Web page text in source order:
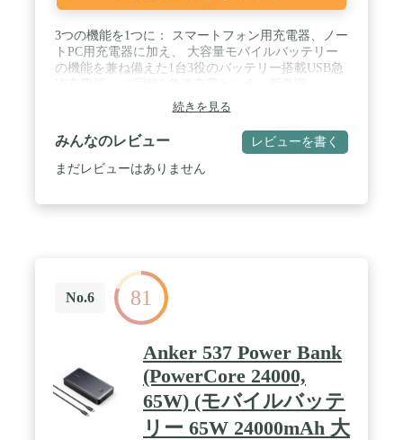
3つの機能を1つに： スマートフォン用充電器、ノー
トPC用充電器に加え、 大容量モバイルバッテリー
の機能を兼ね備えた1台3役のバッテリー搭載USB急
Anker GaNPrimeシリーズ：Anker独自技術
「GaNPrime」を採用し、GaN搭載充電器が前シリー
ズから進化 超高出力 & 小型化に成功しながら複数
ポートへの充電の最適配分と更なる安全性も実現し
ました。 / 大容量かつバッテリーとしてもパワフ
PC、タブレット端末などを3台同時に充電すること
ができます。 / Anker最新の独自技術「GaNPrime」
を採用：Anker独自技術GaN搭載充電器が第3世代へ
進化。 電源ICと回路設計に革新を起こしGaNの持つ
素材の力をさらに引き出したAnkerの独自技術で
す。スイッチング周波数を高めて電子部品を省サイ
ズ化。高出力でハイスペックながら、厳しい安全基
準を満たしさらなる小型化に成功しました。 / パッ
ケージ内容：Anker 733 Power Bank (GaNPrime
PowerCore 65W)、取扱説明書、カスタマサポート
続きを見る
みんなのレビュー レビューを書く
まだレビューはありません
No.6 81
Anker 537 Power Bank
(PowerCore 24000,
65W) (モバイルバッテ
リー 65W 24000mAh 大